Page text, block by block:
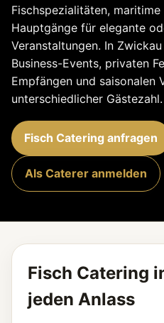
Fischspezialitäten,
Hauptgänge für elegante
Veranstaltungen. In
Business-Events, privaten
Empfängen und saisonalen
unterschiedlicher Gästezahl.
Fisch Catering anfragen
Als Caterer anmelden
Fisch Catering
jeden Anlass